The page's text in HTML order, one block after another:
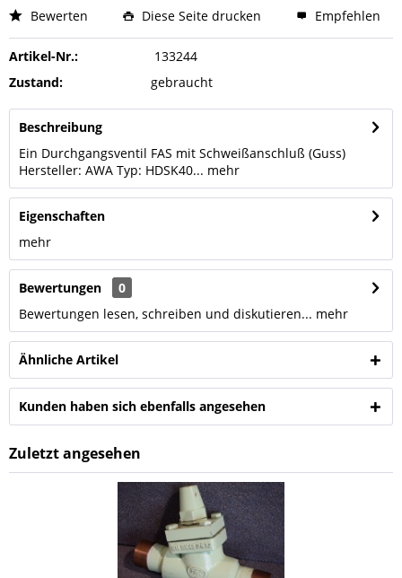
Bewerten Diese Seite drucken Empfehlen
Artikel-Nr.:
133244
Zustand:
gebraucht
Beschreibung
Ein Durchgangsventil FAS mit Schweißanschluß (Guss)
Hersteller: AWA Typ: HDSK40... mehr
Eigenschaften
mehr
Bewertungen
0
Bewertungen lesen, schreiben und diskutieren... mehr
Ähnliche Artikel
Kunden haben sich ebenfalls angesehen
Zuletzt angesehen